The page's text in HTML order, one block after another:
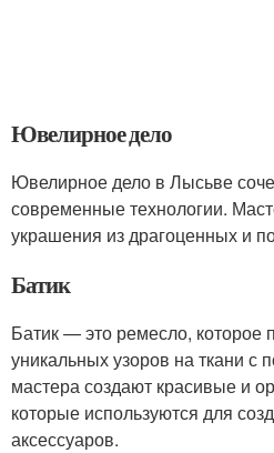
Ювелирное дело
Ювелирное дело в Лысьве
современные технологии.
украшения из драгоценных и
Батик
Батик — это ремесло, которое
уникальных узоров на ткани
мастера создают красивые и
которые используются для
аксессуаров.